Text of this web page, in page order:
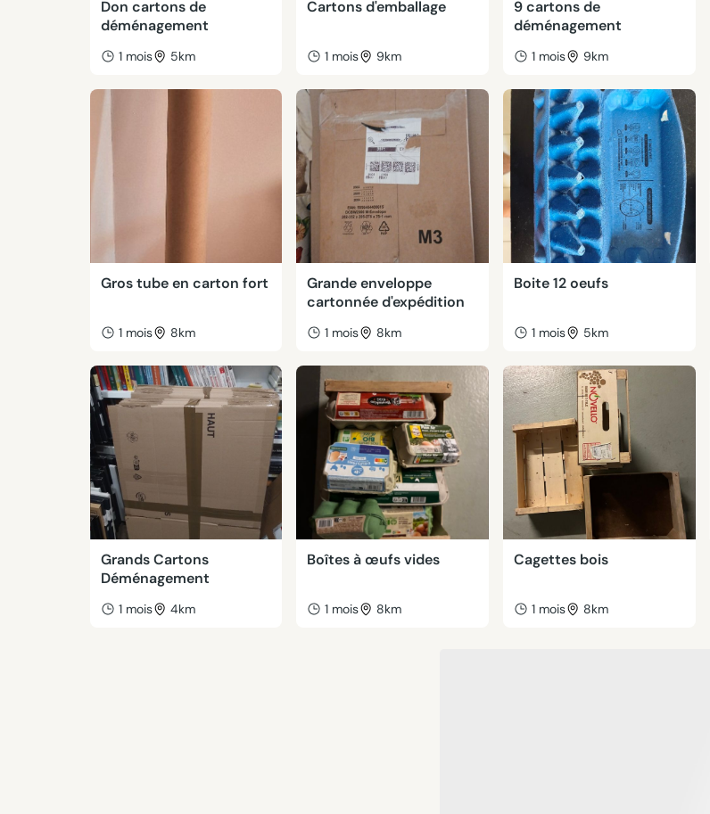
Don cartons de
déménagement
1 mois 5km
Cartons d'emballage
1 mois 9km
9 cartons de
déménagement
1 mois 9km
Gros tube en carton fort
1 mois 8km
Grande enveloppe
cartonnée d'expédition
1 mois 8km
Boite 12 oeufs
1 mois 5km
Grands Cartons
Déménagement
1 mois 4km
Boîtes à œufs vides
1 mois 8km
Cagettes bois
1 mois 8km